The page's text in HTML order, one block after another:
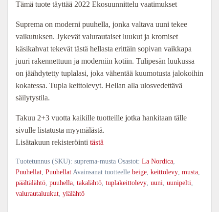
Tämä tuote täyttää 2022 Ekosuunnittelu vaatimukset
Suprema on moderni puuhella, jonka valtava uuni tekee
vaikutuksen. Jykevät valurautaiset luukut ja kromiset
käsikahvat tekevät tästä hellasta erittäin sopivan vaikkapa
juuri rakennettuun ja moderniin kotiin. Tulipesän luukussa
on jäähdytetty tuplalasi, joka vähentää kuumotusta jalokoihin
kokatessa. Tupla keittolevyt. Hellan alla ulosvedettävä
säilytystila.
Takuu 2+3 vuotta kaikille tuotteille jotka hankitaan tälle
sivulle listatusta myymälästä.
Lisätakuun rekisteröinti tästä
Tuotetunnus (SKU): suprema-musta Osastot: La Nordica
Puuhellat Puuhellat Avainsanat tuotteelle beige keittolevy musta
päältälähtö puuhella takalähtö tuplakeittolevy uuni uunipelti
valurautaluukut ylälähtö